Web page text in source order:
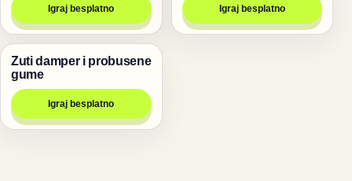
Igraj besplatno Igraj besplatno
Trke
Zuti damper i probusene
gume
Igraj besplatno